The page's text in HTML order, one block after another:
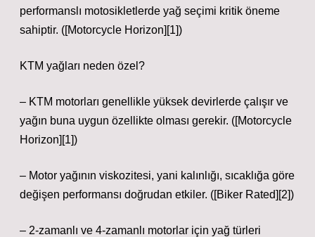
performanslı motosikletlerde yağ seçimi kritik öneme
sahiptir. ([Motorcycle Horizon][1])
KTM yağları neden özel?
– KTM motorları genellikle yüksek devirlerde çalışır ve
yağın buna uygun özellikte olması gerekir. ([Motorcycle
Horizon][1])
– Motor yağının viskozitesi, yani kalınlığı, sıcaklığa göre
değişen performansı doğrudan etkiler. ([Biker Rated][2])
– 2‑zamanlı ve 4‑zamanlı motorlar için yağ türleri